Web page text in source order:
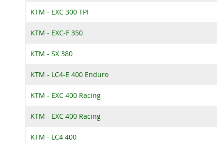
KTM - EXC 300 TPI
KTM - EXC-F 350
KTM - SX 380
KTM - LC4-E 400 Enduro
KTM - EXC 400 Racing
KTM - EXC 400 Racing
KTM - LC4 400